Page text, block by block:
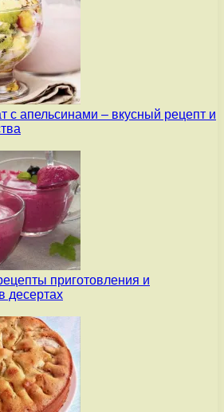
с апельсинами – вкусный рецепт и
приготовления и
десертах